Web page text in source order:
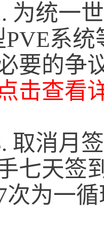
为统一
PVE系
要的争
击查看
取消月
七天签
次为一